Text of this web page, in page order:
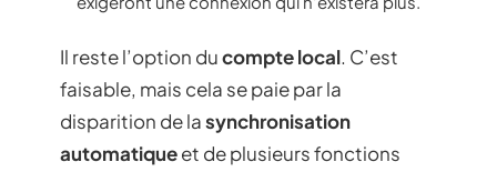
Il reste l’option ducompte local. C’est
faisable, mais cela se paie par la
disparition de lasynchronisation
automatiqueet de plusieurs fonctions